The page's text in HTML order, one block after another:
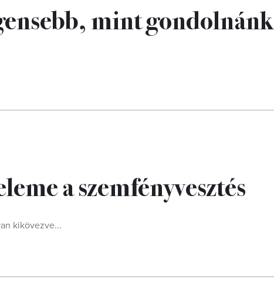
mint gondolnánk
a szemfényvesztés
kikövezve...